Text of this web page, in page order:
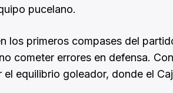
pucelano.
los primeros compases del
cometer errores en defensa.
equilibrio goleador, donde el